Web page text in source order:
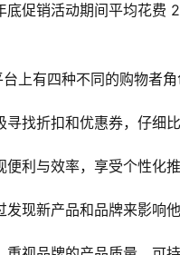
促销活动期间平均花费
上有四种不同的购物者角
找折扣和优惠券，仔细比
利与效率，享受个性化
现新产品和品牌来影响他